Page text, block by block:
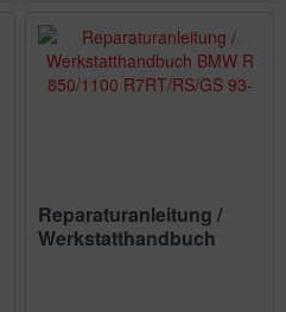
Reparaturanleitung /
Werkstatthandbuch